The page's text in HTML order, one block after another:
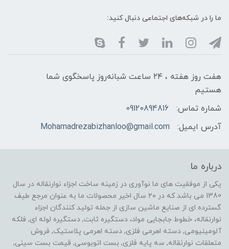
ما را در شبکه‌های اجتماعی دنبال کنید:
هفت روز هفته ، ۲۴ ساعت شبانه‌روز پاسخگوی شما
هستیم
شماره تماس:
09120894816
آدرس ایمیل:
Mohamadrezabizhanloo@gmail.com
درباره ما
یکی از موفقیت های ما نوآوری در زمینه ساخت اجزاء نوارنقاله در سال
1380 می باشد که در ۲۰ سال اخیر محصولات ما به عنوان مرجع طیف
گسترده ای از صنایع ماشین سازی از جمله تولید کنندگان اجزاء
نوارنقاله، خطوط جابجایی مواد، دستگیره ثابت, دستگیره لوله ای, فلکه
آلومینیومی, دسته اهرمی فلزی, دسته اهرمی پلاستیک, فروش
متعلقات نوارنقاله, سه پایه فلزی, بست اتوبوسی, قیمت بست سینی,